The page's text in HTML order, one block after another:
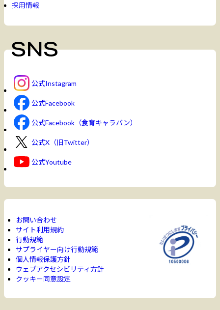
採用情報
公式Instagram
公式Facebook
公式Facebook（食育キャラバン）
公式X（旧Twitter）
公式Youtube
お問い合わせ
サイト利用規約
行動規範
サプライヤー向け行動規範
個人情報保護方針
ウェブアクセシビリティ方針
クッキー同意設定